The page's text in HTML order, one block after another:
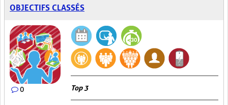
OBJECTIFS CLASSÉS
0 Top 3